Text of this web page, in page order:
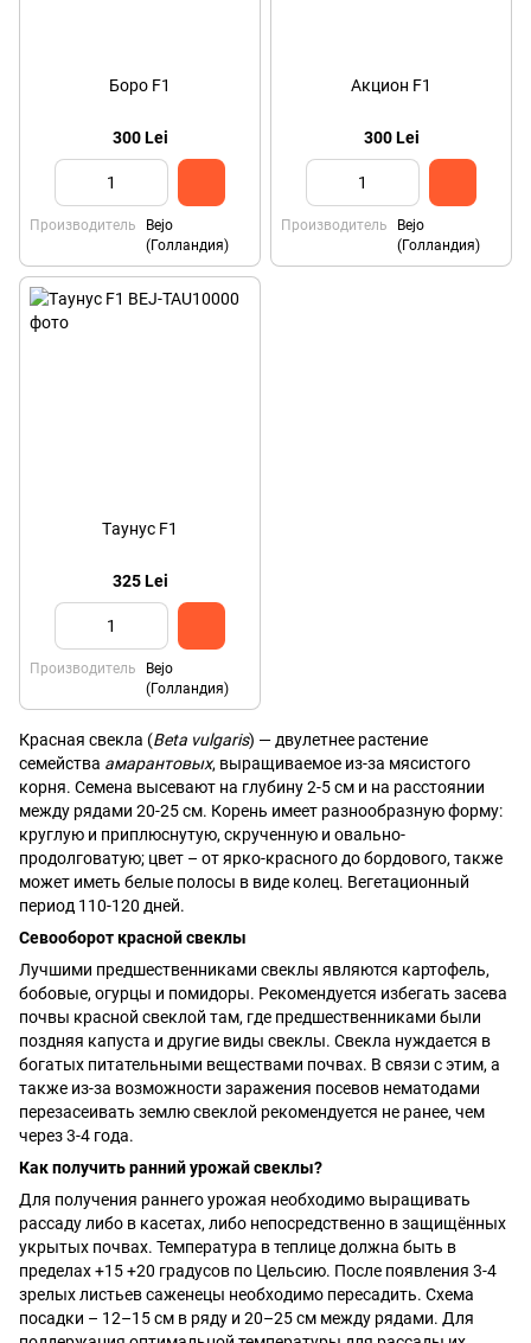
Боро F1
300 Lei
Производитель
Bejo
(Голландия)
Aкцион F1
300 Lei
Производитель
Bejo
(Голландия)
Tаунус F1
325 Lei
Производитель
Bejo
(Голландия)
Красная свекла (Beta vulgaris) — двулетнее растение
семейства амарантовых, выращиваемое из-за мясистого
корня. Семена высевают на глубину 2-5 см и на расстоянии
между рядами 20-25 см. Корень имеет разнообразную форму:
круглую и приплюснутую, скрученную и овально-
продолговатую; цвет – от ярко-красного до бордового, также
может иметь белые полосы в виде колец. Вегетационный
период 110-120 дней.
Севооборот красной свеклы
Лучшими предшественниками свеклы являются картофель,
бобовые, огурцы и помидоры. Рекомендуется избегать засева
почвы красной свеклой там, где предшественниками были
поздняя капуста и другие виды свеклы. Свекла нуждается в
богатых питательными веществами почвах. В связи с этим, а
также из-за возможности заражения посевов нематодами
перезасеивать землю свеклой рекомендуется не ранее, чем
через 3-4 года.
Как получить ранний урожай свеклы?
Для получения раннего урожая необходимо выращивать
рассаду либо в касетах, либо непосредственно в защищённых
укрытых почвах. Температура в теплице должна быть в
пределах +15 +20 градусов по Цельсию. После появления 3-4
зрелых листьев саженецы необходимо пересадить. Схема
посадки – 12–15 см в ряду и 20–25 см между рядами. Для